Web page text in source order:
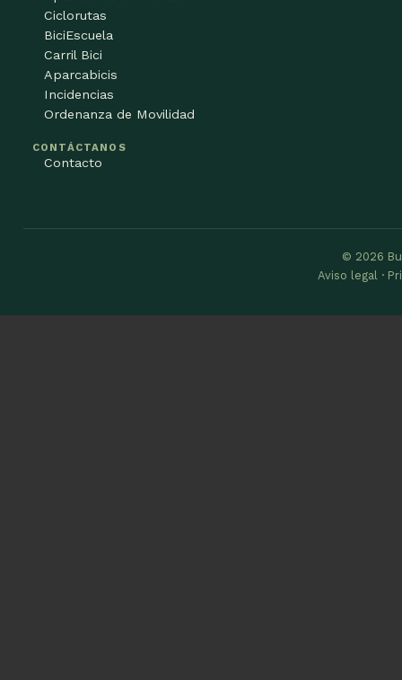
Ciclorutas
BiciEscuela
Carril Bici
Aparcabicis
Incidencias
Ordenanza de Movilidad
CONTÁCTANOS
Contacto
© 2026
Aviso legal ·